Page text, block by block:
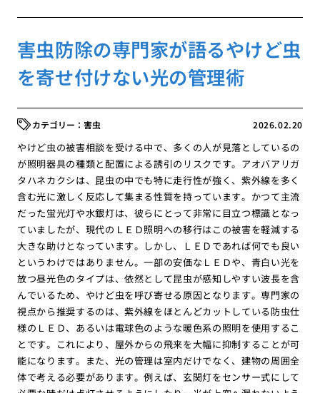
害虫防除の専門家が語るやけど虫
を寄せ付けない光の管理術
2026.02.20
害虫
やけど虫の被害相談を受ける中で、多くの人が見落としているの
が照明器具の種類と配置による誘引のリスクです。アオバアリガ
タハネカクシは、昆虫の中でも特に走行性が強く、紫外線を多く
含む光に激しく反応して集まる性質を持っています。かつて主流
だった蛍光灯や水銀灯は、彼らにとって非常に目立つ標識となっ
ていましたが、現代のＬＥＤ照明への移行はこの被害を軽減する
大きな助けとなっています。しかし、ＬＥＤであれば何でも良い
というわけではありません。一部の安価なＬＥＤや、青白い光を
放つ昼光色のタイプは、依然として昆虫が感知しやすい波長を含
んでいるため、やけど虫を呼び寄せる原因となります。専門家の
視点から推奨するのは、紫外線をほとんどカットしている防虫仕
様のＬＥＤ、あるいは電球色のような暖色系の照明を使用するこ
とです。これにより、屋外からの飛来を大幅に抑制することが可
能になります。また、光の管理は室内だけでなく、建物の周囲全
体で考える必要があります。例えば、玄関灯をセンサー式にして